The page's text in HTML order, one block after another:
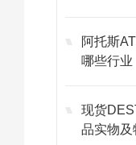
阿托斯
哪些行业
现货
品实物及